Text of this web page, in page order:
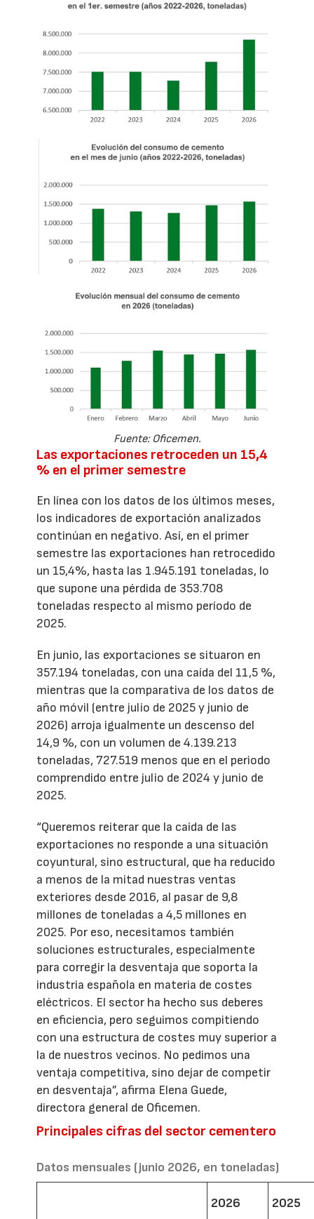
Fuente: Oficemen.
Las exportaciones retroceden un 15,4
% en el primer semestre
En línea con los datos de los últimos meses,
los indicadores de exportación analizados
continúan en negativo. Así, en el primer
semestre las exportaciones han retrocedido
un 15,4%, hasta las 1.945.191 toneladas, lo
que supone una pérdida de 353.708
toneladas respecto al mismo período de
2025.
En junio, las exportaciones se situaron en
357.194 toneladas, con una caída del 11,5 %,
mientras que la comparativa de los datos de
año móvil (entre julio de 2025 y junio de
2026) arroja igualmente un descenso del
14,9 %, con un volumen de 4.139.213
toneladas, 727.519 menos que en el periodo
comprendido entre julio de 2024 y junio de
2025.
“Queremos reiterar que la caída de las
exportaciones no responde a una situación
coyuntural, sino estructural, que ha reducido
a menos de la mitad nuestras ventas
exteriores desde 2016, al pasar de 9,8
millones de toneladas a 4,5 millones en
2025. Por eso, necesitamos también
soluciones estructurales, especialmente
para corregir la desventaja que soporta la
industria española en materia de costes
eléctricos. El sector ha hecho sus deberes
en eficiencia, pero seguimos compitiendo
con una estructura de costes muy superior a
la de nuestros vecinos. No pedimos una
ventaja competitiva, sino dejar de competir
en desventaja”, afirma Elena Guede,
directora general de Oficemen.
Principales cifras del sector cementero
Datos mensuales (junio 2026, en toneladas)
2026 2025